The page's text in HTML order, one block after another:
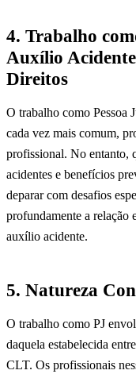
4. Trabalho
Auxílio
Direitos
O trabalho como Pessoa
cada vez mais comum,
profissional. No entanto,
acidentes e benefícios
deparar com desafios
profundamente a relação
auxílio acidente.
5. Natureza
O trabalho como PJ
daquela estabelecida
CLT. Os profissionais